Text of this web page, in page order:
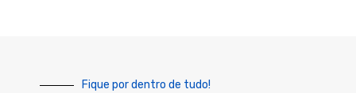
Fique por dentro de tudo!